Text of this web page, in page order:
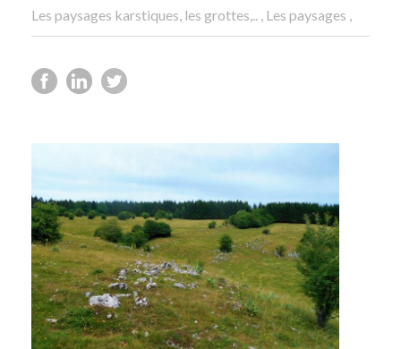
Les paysages karstiques, les grottes,.. , Les paysages ,